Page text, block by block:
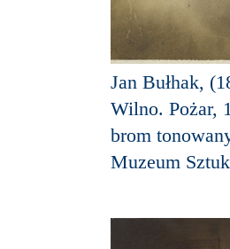
Jan Bułhak,
Wilno. Pożar,
brom
Muzeum